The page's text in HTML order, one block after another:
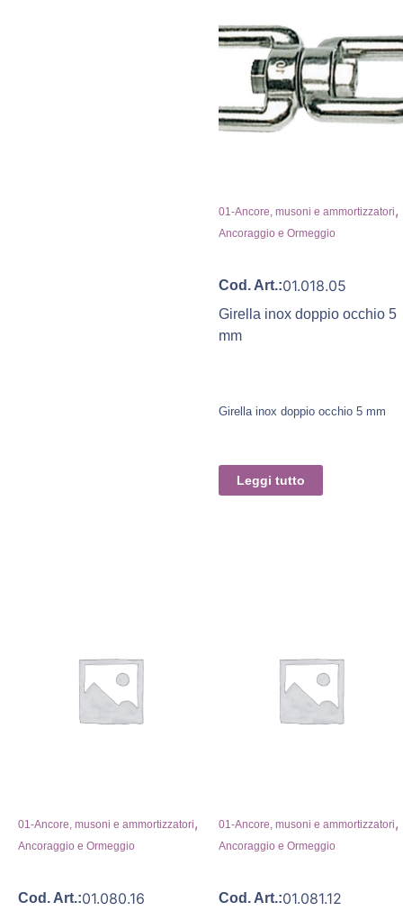
01-Ancore, musoni e ammortizzatori,
Ancoraggio e Ormeggio
Cod. Art.:01.018.05
Girella inox doppio occhio 5
mm
Girella inox doppio occhio 5 mm
Leggi tutto
01-Ancore, musoni e ammortizzatori,
Ancoraggio e Ormeggio
Cod. Art.:01.080.16
01-Ancore, musoni e ammortizzatori,
Ancoraggio e Ormeggio
Cod. Art.:01.081.12